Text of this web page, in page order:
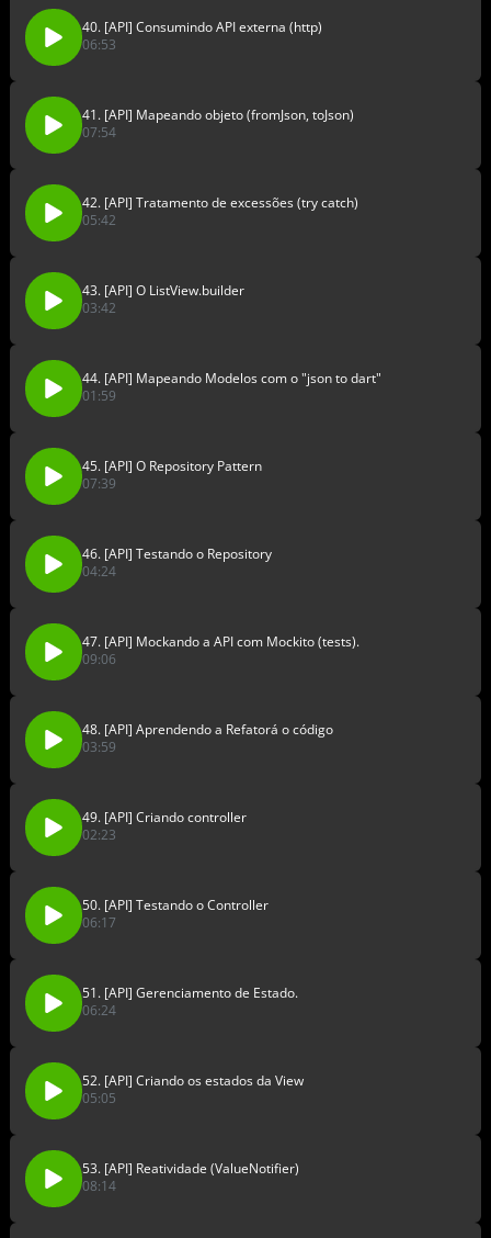
40. [API] Consumindo API externa (http)
06:53
41. [API] Mapeando objeto (fromJson, toJson)
07:54
42. [API] Tratamento de excessões (try catch)
05:42
43. [API] O ListView.builder
03:42
44. [API] Mapeando Modelos com o "json to dart"
01:59
45. [API] O Repository Pattern
07:39
46. [API] Testando o Repository
04:24
47. [API] Mockando a API com Mockito (tests).
09:06
48. [API] Aprendendo a Refatorá o código
03:59
49. [API] Criando controller
02:23
50. [API] Testando o Controller
06:17
51. [API] Gerenciamento de Estado.
06:24
52. [API] Criando os estados da View
05:05
53. [API] Reatividade (ValueNotifier)
08:14